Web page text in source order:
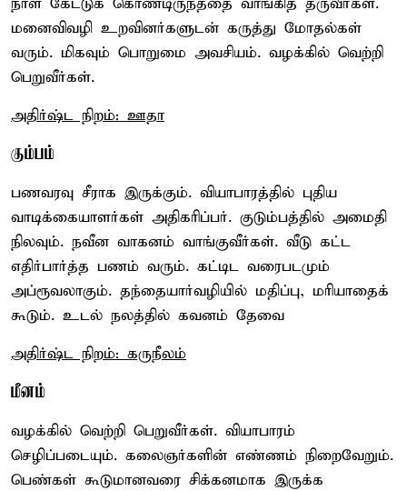
மனைவிவழி உறவினர்களுடன் கருத்து மோதல்கள்
வரும். மிகவும் பொறுமை அவசியம். வழக்கில் வெற்றி
பெறுவீர்கள்.
அதிர்ஷ்ட நிறம்: ஊதா
கும்பம்
பணவரவு சீராக இருக்கும். வியாபாரத்தில் புதிய
வாடிக்கையாளர்கள் அதிகரிப்பர். குடும்பத்தில் அமைதி
நிலவும். நவீன வாகனம் வாங்குவீர்கள். வீடு கட்ட
எதிர்பார்த்த பணம் வரும். கட்டிட வரைபடமும்
அப்ரூவலாகும். தந்தையார்வழியில் மதிப்பு, மரியாதைக்
கூடும். உடல் நலத்தில் கவனம் தேவை
அதிர்ஷ்ட நிறம்: கருநீலம்
மீனம்
வழக்கில் வெற்றி பெறுவீர்கள். வியாபாரம்
செழிப்படையும். கலைஞர்களின் எண்ணம் நிறைவேறும்.
பெண்கள் கூடுமானவரை சிக்கனமாக இருக்க